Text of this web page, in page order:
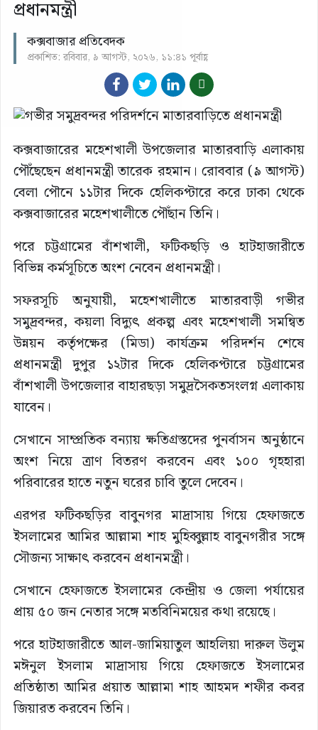
প্রধানমন্ত্রী
কক্সবাজার প্রতিবেদক
প্রকাশিত: রবিবার, ৯ আগস্ট, ২০২৬, ১১:৪১ পূর্বাহ্ণ
কক্সবাজারের মহেশখালী উপজেলার মাতারবাড়ি এলাকায়
পৌঁছেছেন প্রধানমন্ত্রী তারেক রহমান। রোববার (৯ আগস্ট)
বেলা পৌনে ১১টার দিকে হেলিকপ্টারে করে ঢাকা থেকে
কক্সবাজারের মহেশখালীতে পৌঁছান তিনি।
পরে চট্টগ্রামের বাঁশখালী, ফটিকছড়ি ও হাটহাজারীতে
বিভিন্ন কর্মসূচিতে অংশ নেবেন প্রধানমন্ত্রী।
সফরসূচি অনুযায়ী, মহেশখালীতে মাতারবাড়ী গভীর
সমুদ্রবন্দর, কয়লা বিদ্যুৎ প্রকল্প এবং মহেশখালী সমন্বিত
উন্নয়ন কর্তৃপক্ষের (মিডা) কার্যক্রম পরিদর্শন শেষে
প্রধানমন্ত্রী দুপুর ১২টার দিকে হেলিকপ্টারে চট্টগ্রামের
বাঁশখালী উপজেলার বাহারছড়া সমুদ্রসৈকতসংলগ্ন এলাকায়
যাবেন।
সেখানে সাম্প্রতিক বন্যায় ক্ষতিগ্রস্তদের পুনর্বাসন অনুষ্ঠানে
অংশ নিয়ে ত্রাণ বিতরণ করবেন এবং ১০০ গৃহহারা
পরিবারের হাতে নতুন ঘরের চাবি তুলে দেবেন।
এরপর ফটিকছড়ির বাবুনগর মাদ্রাসায় গিয়ে হেফাজতে
ইসলামের আমির আল্লামা শাহ মুহিব্বুল্লাহ বাবুনগরীর সঙ্গে
সৌজন্য সাক্ষাৎ করবেন প্রধানমন্ত্রী।
সেখানে হেফাজতে ইসলামের কেন্দ্রীয় ও জেলা পর্যায়ের
প্রায় ৫০ জন নেতার সঙ্গে মতবিনিময়ের কথা রয়েছে।
পরে হাটহাজারীতে আল-জামিয়াতুল আহলিয়া দারুল উলুম
মঈনুল ইসলাম মাদ্রাসায় গিয়ে হেফাজতে ইসলামের
প্রতিষ্ঠাতা আমির প্রয়াত আল্লামা শাহ আহমদ শফীর কবর
জিয়ারত করবেন তিনি।